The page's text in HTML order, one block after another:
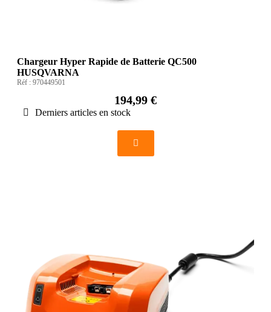
Chargeur Hyper Rapide de Batterie QC500
HUSQVARNA
Réf : 970449501
194,99 €
Derniers articles en stock